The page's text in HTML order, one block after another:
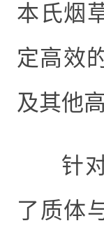
本氏烟
定高效
及其他
针
了质体